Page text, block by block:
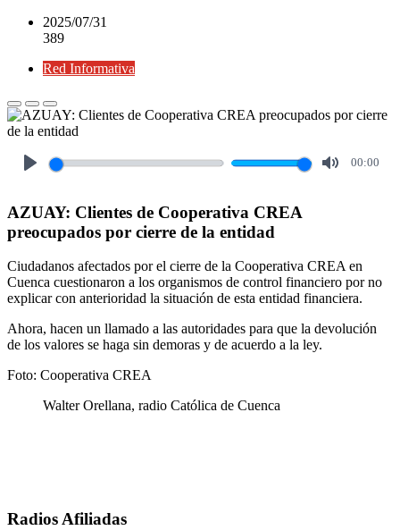
2025/07/31
389
Red Informativa
00:00
AZUAY: Clientes de Cooperativa CREA
preocupados por cierre de la entidad
Ciudadanos afectados por el cierre de la Cooperativa CREA en
Cuenca cuestionaron a los organismos de control financiero por no
explicar con anterioridad la situación de esta entidad financiera.
Ahora, hacen un llamado a las autoridades para que la devolución
de los valores se haga sin demoras y de acuerdo a la ley.
Foto: Cooperativa CREA
Walter Orellana, radio Católica de Cuenca
Radios Afiliadas